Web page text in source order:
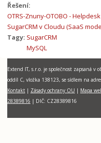
Řešení:
OTRS-Znuny-OTOBO -
SugarCRM v Cloudu (SaaS
Tagy: SugarCRM
MySQL
Extend IT, s.r.o. je společnost zapsaná
oddíl C, vložka 138123, se sídlem na
Kontakt | Zásady ochrany OU | Mapa
28389816 | DIČ: CZ28389816